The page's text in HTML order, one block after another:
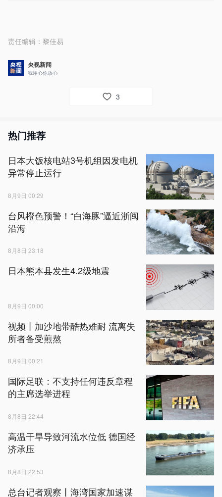
责任编辑： 黎佳易
央视新闻
我用心你放心
3
热门推荐
日本大饭核电站3号机组因发电机
异常停止运行
8月9日 00:29
台风橙色预警！“白海豚”逼近浙闽
沿海
8月8日 23:18
日本熊本县发生4.2级地震
8月9日 00:00
视频丨加沙地带酷热难耐 流离失
所者备受煎熬
8月9日 00:21
国际足联：不支持任何违反章程
的主席选举进程
8月8日 22:44
高温干旱导致河流水位低 德国经
济承压
8月8日 22:53
总台记者观察丨海湾国家加速谋